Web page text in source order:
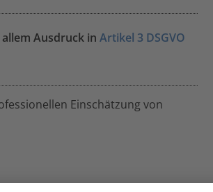
Ausdruck in Artikel 3 DSGVO
Einschätzung von